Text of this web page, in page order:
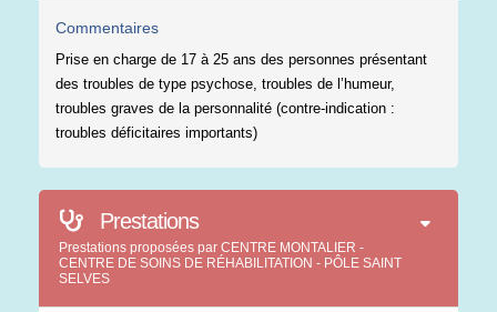
Commentaires
Prise en charge de 17 à 25 ans des personnes présentant
des troubles de type psychose, troubles de l’humeur,
troubles graves de la personnalité (contre-indication :
troubles déficitaires importants)
Prestations
Prestations proposées par CENTRE MONTALIER -
CENTRE DE SOINS DE RÉHABILITATION - PÔLE SAINT
SELVES